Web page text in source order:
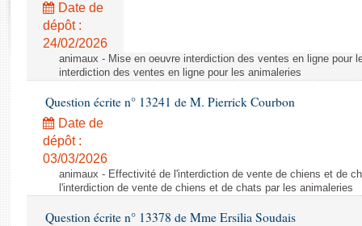
Rapports législatifs
Rapports sur l'application des lois
Baromètre de l’application des lois
Dossiers législatifs
Budget et sécurité sociale
Questions écrites et orales
Comptes rendus des débats
Date de
dépôt :
24/02/2026
animaux - Mise en oeuvre interdiction des ventes en ligne pour
interdiction des ventes en ligne pour les animaleries
Question écrite n° 13241 de M. Pierrick Courbon
Date de
dépôt :
03/03/2026
animaux - Effectivité de l'interdiction de vente de chiens et de
l'interdiction de vente de chiens et de chats par les animaleries
Question écrite n° 13378 de Mme Ersilia Soudais